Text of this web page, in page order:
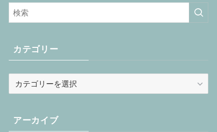
カテゴリー
リ
ー
アーカイブ